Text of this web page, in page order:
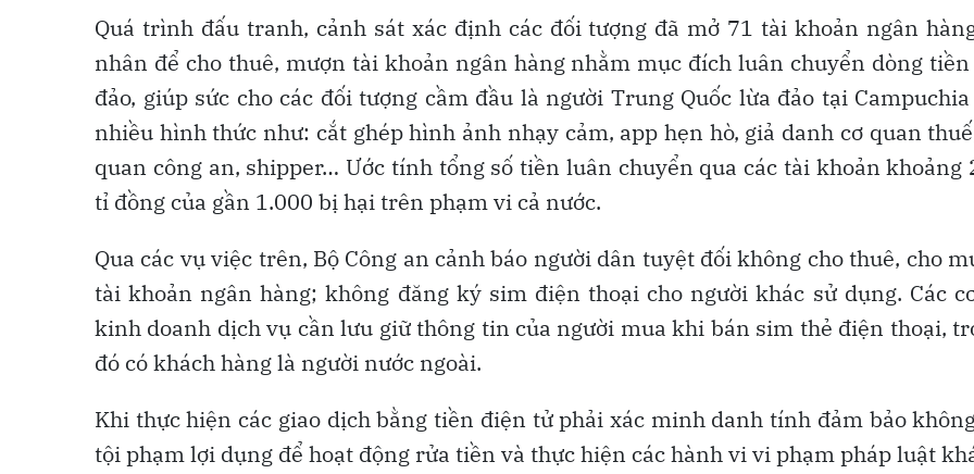
Quá trình đấu tranh, cảnh sát xác định các đối tượng đã mở 71 tài khoản ngân
nhân để cho thuê, mượn tài khoản ngân hàng nhằm mục đích luân chuyển dòng
đảo, giúp sức cho các đối tượng cầm đầu là người Trung Quốc lừa đảo tại
nhiều hình thức như: cắt ghép hình ảnh nhạy cảm, app hẹn hò, giả danh cơ quan
quan công an, shipper… Ước tính tổng số tiền luân chuyển qua các tài khoản khoảng
tỉ đồng của gần 1.000 bị hại trên phạm vi cả nước.
Qua các vụ việc trên, Bộ Công an cảnh báo người dân tuyệt đối không cho thuê, cho
tài khoản ngân hàng; không đăng ký sim điện thoại cho người khác sử dụng. Các
kinh doanh dịch vụ cần lưu giữ thông tin của người mua khi bán sim thẻ điện thoại,
đó có khách hàng là người nước ngoài.
Khi thực hiện các giao dịch bằng tiền điện tử phải xác minh danh tính đảm bảo
tội phạm lợi dụng để hoạt động rửa tiền và thực hiện các hành vi vi phạm pháp luật